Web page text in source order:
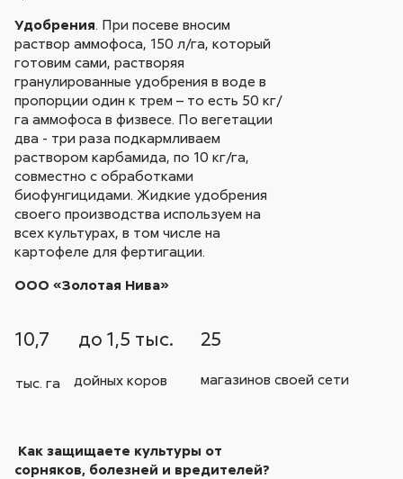
Удобрения. При посеве вносим
раствор аммофоса, 150 л/га, который
готовим сами, растворяя
гранулированные удобрения в воде в
пропорции один к трем – то есть 50 кг/
га аммофоса в физвесе. По вегетации
два - три раза подкармливаем
раствором карбамида, по 10 кг/га,
совместно с обработками
биофунгицидами. Жидкие удобрения
своего производства используем на
всех культурах, в том числе на
картофеле для фертигации.
ООО «Золотая Нива»
10,7 до 1,5 тыс. 25
тыс. га дойных коров магазинов своей сети
Как защищаете культуры от
сорняков, болезней и вредителей?